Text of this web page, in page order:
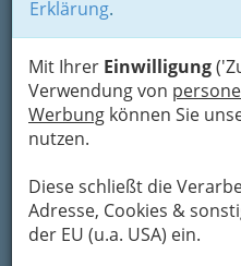
Erklärung.
Mit Ihrer Einwilligung
Verwendung von
Werbung können Sie
nutzen.
Diese schließt die
Adresse, Cookies &
der EU (u.a. USA) ein.
einem
inklusive
Programm
Honeymoon
wie im Himmel